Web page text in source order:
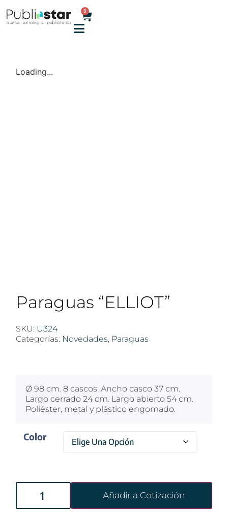
0
Loading...
Paraguas “ELLIOT”
SKU: U324
Categorías: Novedades, Paraguas
Ø 98 cm. 8 cascos. Ancho casco 37 cm.
Largo cerrado 24 cm. Largo abierto 54 cm.
Poliéster, metal y plástico engomado.
Color
Añadir a Cotización